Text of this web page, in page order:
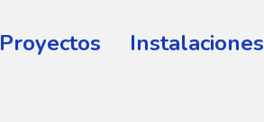
Proyectos Instalaciones